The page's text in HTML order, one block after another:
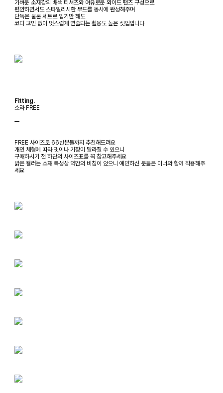
가벼운 소재감의 배색 티셔츠와 여유로운 와이드 팬츠 구성으로
편안하면서도 스타일리시한 무드를 동시에 완성해주며
단독은 물론 세트로 입기만 해도
코디 고민 없이 멋스럽게 연출되는 활용도 높은 셋업입니다
Fitting.
소라 FREE
ㅡ
FREE 사이즈로 66반분들까지 추천해드려요
개인 체형에 따라 핏이나 기장이 달라질 수 있으니
구매하시기 전 하단의 사이즈표를 꼭 참고해주세요
밝은 컬러는 소재 특성상 약간의 비침이 있으니 예민하신 분들은 이너와 함께 착용해주
세요